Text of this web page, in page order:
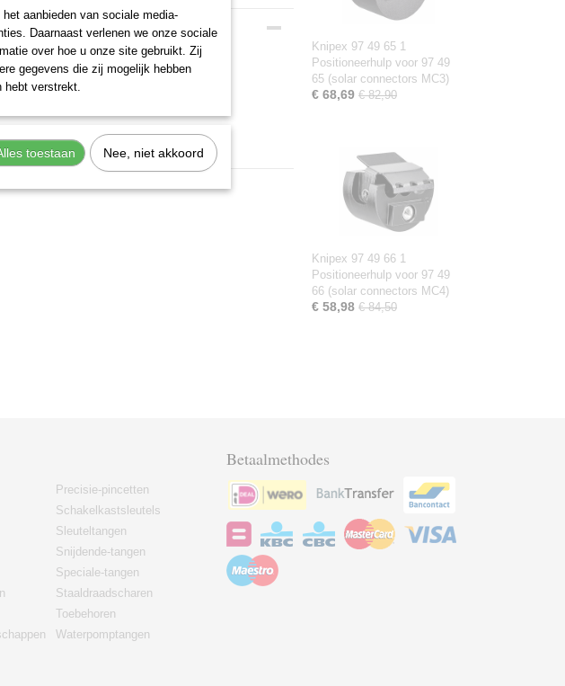
97 49 68 1
4003773066743
97 49 68 1
0,07 Kg
0,07 Kg
Solarlok)
97 49 68 (solar connectors Solarlok)
Knipex 97 49 65 1
Positioneerhulp voor 97 49
65 (solar connectors MC3)
€ 68,69 € 82,90
Knipex 97 49 66 1
Positioneerhulp voor 97 49
66 (solar connectors MC4)
€ 58,98 € 84,50
Precisie-pincetten
Schakelkastsleutels
Sleuteltangen
Snijdende-tangen
Speciale-tangen
Staaldraadscharen
Toebehoren
Waterpomptangen
Betaalmethodes
aanbieden van sociale media-
Daarnaast verlenen we onze sociale
over hoe u onze site gebruikt. Zij
gegevens die zij mogelijk hebben
hebt verstrekt.
toestaan Nee, niet akkoord